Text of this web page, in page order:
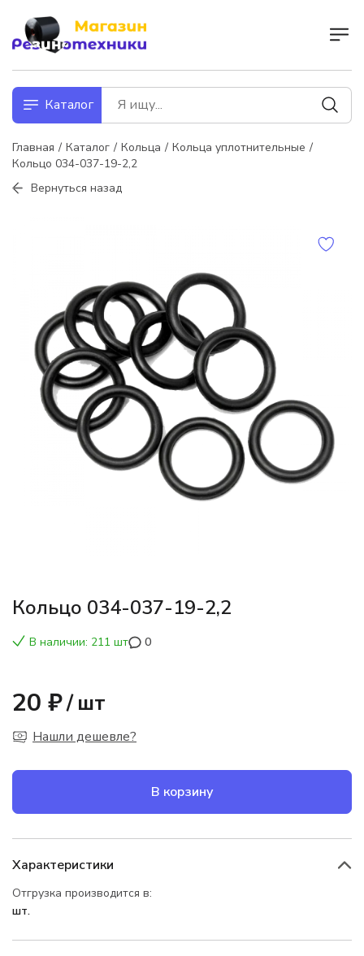
Каталог
Главная Каталог Кольца
Кольца уплотнительные
Кольцо 034-037-19-2,2
Вернуться назад
Кольцо 034-037-19-2,2
В наличии: 211 шт 0
20 ₽/ шт
Нашли дешевле?
В корзину
Характеристики
Отгрузка производится в:
шт.